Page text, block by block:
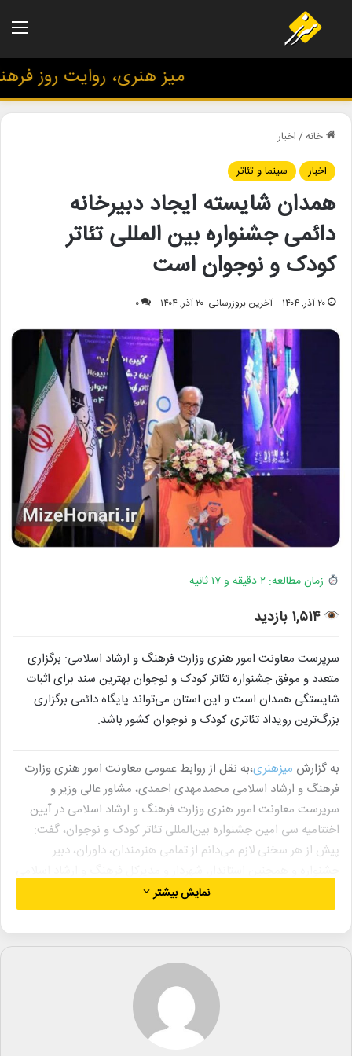
میز هنری، روایت روز
خانه/اخبار
اخبار
سینما و تئاتر
همدان شایسته ایجاد دبیرخانه
دائمی جشنواره بین المللی تئاتر
کودک و نوجوان است
۲۰ آذر, ۱۴۰۴ آخرین بروزرسانی: ۲۰ آذر, ۱۴۰۴ ۰
زمان مطالعه: ۲ دقیقه و ۱۷ ثانیه
۱,۵۱۴ بازدید
سرپرست معاونت امور هنری وزارت فرهنگ و ارشاد اسلامی: برگزاری
متعدد و موفق جشنواره تئاتر کودک و نوجوان بهترین سند برای اثبات
شایستگی همدان است و این استان می‌تواند پایگاه دائمی برگزاری
بزرگ‌ترین رویداد تئاتری کودک و نوجوان کشور باشد.
به گزارش میزهنری،به نقل از روابط عمومی معاونت امور هنری وزارت
فرهنگ و ارشاد اسلامی محمد‌مهدی احمدی، مشاور عالی وزیر و
سرپرست معاونت امور هنری وزارت فرهنگ و ارشاد اسلامی در آیین
اختتامیه سی امین جشنواره بین‌المللی تئاتر کودک و نوجوان، گفت:
پیش از هر سخنی لازم می‌دانم از تمامی هنرمندان، داوران، دبیر
استان همدان تشکر کنم؛ کسانی که صادقانه تلاش کردند تا این
جشنواره با کیفیت بالا برگزار شود و سنت ارزشمند آن در همدان استمرار
یابد.
او با اشاره به نقش بنیادین تخیل در هنرهای نمایشی، اظهار کرد:
نمایش کودک و نوجوان به شکلی جدی با پدیده تخیل پیوند دارد.
کودکان به دلیل قدرت تخیل بالا، جهان را با ذهن و بازی‌های خود
بازسازی می‌کنند و نمایش می‌تواند این توان ذهنی را هدایت و تقویت
نمایش بیشتر